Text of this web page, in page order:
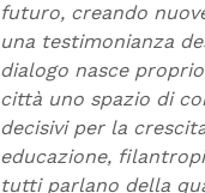
futuro, creando
una testimonianza
dialogo nasce
città uno spazio di
decisivi per la
educazione,
tutti parlano della